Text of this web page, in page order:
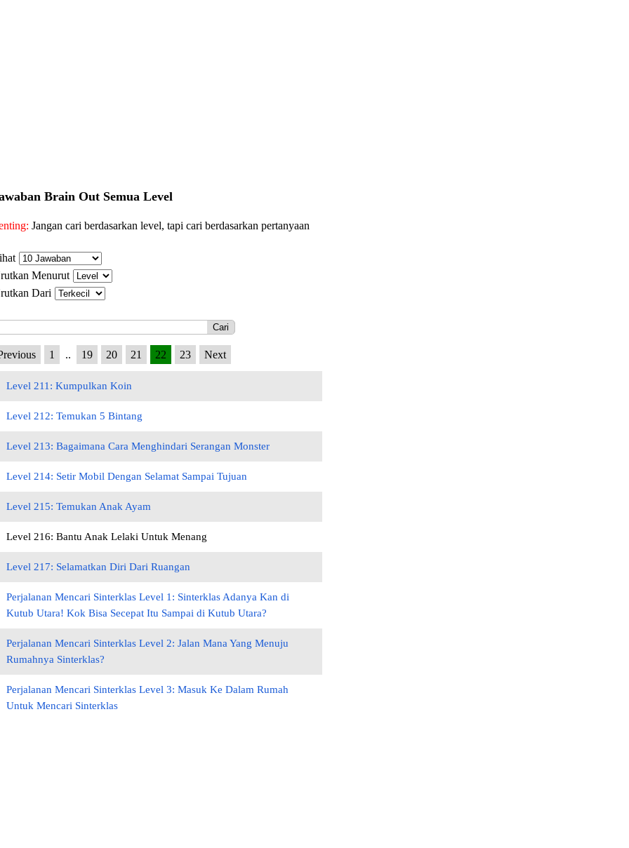
Brain Out Semua Level
Jangan cari berdasarkan level, tapi cari berdasarkan pertanyaan
Menurut
Dari
1 .. 19 20 21 22 23 Next
Level 211: Kumpulkan Koin
Level 212: Temukan 5 Bintang
Level 213: Bagaimana Cara Menghindari Serangan Monster
Level 214: Setir Mobil Dengan Selamat Sampai Tujuan
Level 215: Temukan Anak Ayam
Level 216: Bantu Anak Lelaki Untuk Menang
Level 217: Selamatkan Diri Dari Ruangan
Perjalanan Mencari Sinterklas Level 1: Sinterklas Adanya Kan di
Kutub Utara! Kok Bisa Secepat Itu Sampai di Kutub Utara?
Perjalanan Mencari Sinterklas Level 2: Jalan Mana Yang Menuju
Rumahnya Sinterklas?
Perjalanan Mencari Sinterklas Level 3: Masuk Ke Dalam Rumah
Untuk Mencari Sinterklas